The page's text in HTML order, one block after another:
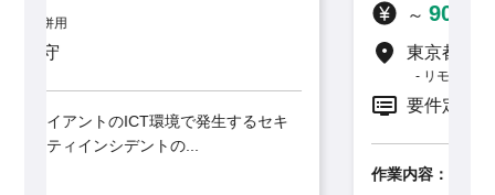
既存のインターネット閲覧環境システム